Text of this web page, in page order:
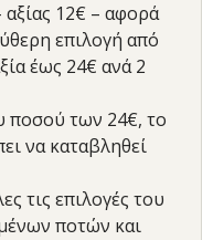
12€ – αφορά
επιλογή από
έως 24€ ανά 2
ποσού των 24€, το
να καταβληθεί
τις επιλογές του
ποτών και